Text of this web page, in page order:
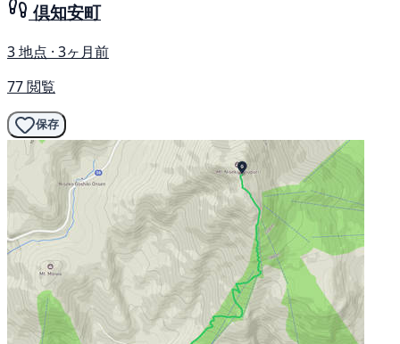
倶知安町
3 地点 · 3ヶ月前
77 閲覧
保存